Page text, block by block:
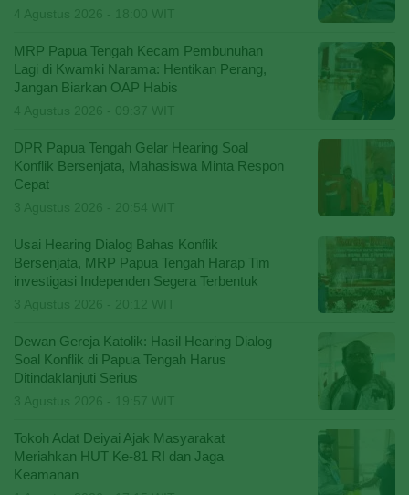
MRP Papua Tengah Kecam Pembunuhan
Lagi di Kwamki Narama: Hentikan Perang,
Jangan Biarkan OAP Habis
DPR Papua Tengah Gelar Hearing Soal
Konflik Bersenjata, Mahasiswa Minta Respon
Cepat
Usai Hearing Dialog Bahas Konflik
Bersenjata, MRP Papua Tengah Harap Tim
investigasi Independen Segera Terbentuk
Dewan Gereja Katolik: Hasil Hearing Dialog
Soal Konflik di Papua Tengah Harus
Ditindaklanjuti Serius
Tokoh Adat Deiyai Ajak Masyarakat
Meriahkan HUT Ke-81 RI dan Jaga
Keamanan